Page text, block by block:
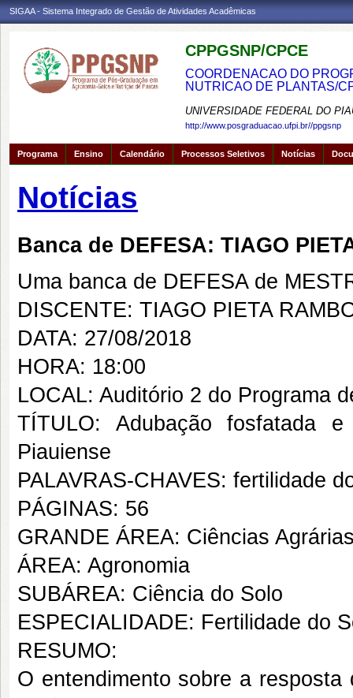
SIGAA - Sistema Integrado de Gestão de Atividades Acadêmicas
CPPGSNP/CPCE
COORDENACAO DO
NUTRICAO DE PLANTAS/
UNIVERSIDADE FEDERAL DO
http://www.posgraduacao.ufpi.br//ppgsnp
Programa Ensino Calendário Processos Seletivos Notícias
Notícias
Banca de DEFESA: TIAGO
Uma banca de DEFESA de
DISCENTE: TIAGO PIETA
DATA: 27/08/2018
HORA: 18:00
LOCAL: Auditório 2 do Programa
TÍTULO: Adubação fosfatada
Piauiense
PALAVRAS-CHAVES: fertilidade
PÁGINAS: 56
GRANDE ÁREA: Ciências
ÁREA: Agronomia
SUBÁREA: Ciência do Solo
ESPECIALIDADE: Fertilidade do
RESUMO:
O entendimento sobre a